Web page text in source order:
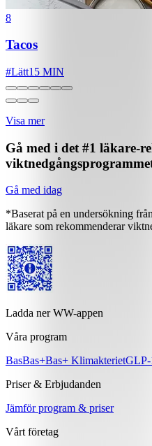
8
Tacos
#Lätt15 MIN
Visa mer
Gå med i det #1 läkare-
Gå med idag
*Baserat på en undersökning
läkare som rekommenderar
Ladda ner WW-appen
Våra program
BasBas+Bas+ KlimakterietGLP-
Priser & Erbjudanden
Jämför program & priser
Vårt företag